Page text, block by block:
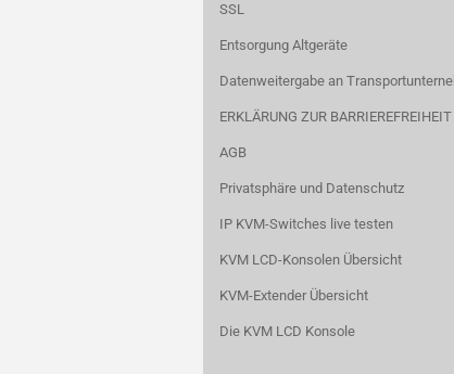
SSL
Entsorgung Altgeräte
Datenweitergabe an
ERKLÄRUNG ZUR BARRIEREFREIHEIT
AGB
Privatsphäre und Datenschutz
IP KVM-Switches live testen
KVM LCD-Konsolen Übersicht
KVM-Extender Übersicht
Die KVM LCD Konsole